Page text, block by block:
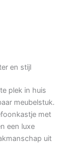
en stijl
plek in huis
meubelstuk.
met
een luxe
uit